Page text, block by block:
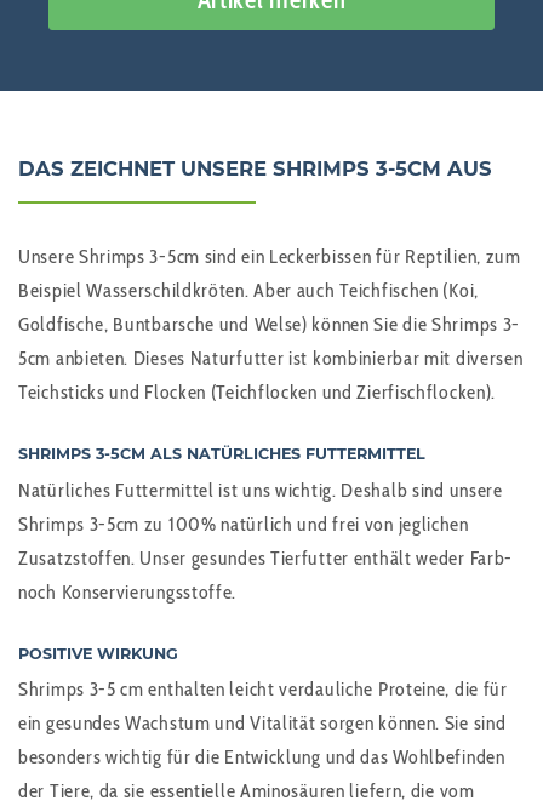
DAS ZEICHNET UNSERE SHRIMPS 3-5CM AUS
Unsere Shrimps 3-5cm sind ein Leckerbissen für Reptilien, zum
Beispiel Wasserschildkröten. Aber auch Teichfischen (Koi,
Goldfische, Buntbarsche und Welse) können Sie die Shrimps 3-
5cm anbieten. Dieses Naturfutter ist kombinierbar mit diversen
Teichsticks und Flocken (Teichflocken und Zierfischflocken).
SHRIMPS 3-5CM ALS NATÜRLICHES FUTTERMITTEL
Natürliches Futtermittel ist uns wichtig. Deshalb sind unsere
Shrimps 3-5cm zu 100% natürlich und frei von jeglichen
Zusatzstoffen. Unser gesundes Tierfutter enthält weder Farb-
noch Konservierungsstoffe.
POSITIVE WIRKUNG
Shrimps 3-5 cm enthalten leicht verdauliche Proteine, die für
ein gesundes Wachstum und Vitalität sorgen können. Sie sind
besonders wichtig für die Entwicklung und das Wohlbefinden
der Tiere, da sie essentielle Aminosäuren liefern, die vom